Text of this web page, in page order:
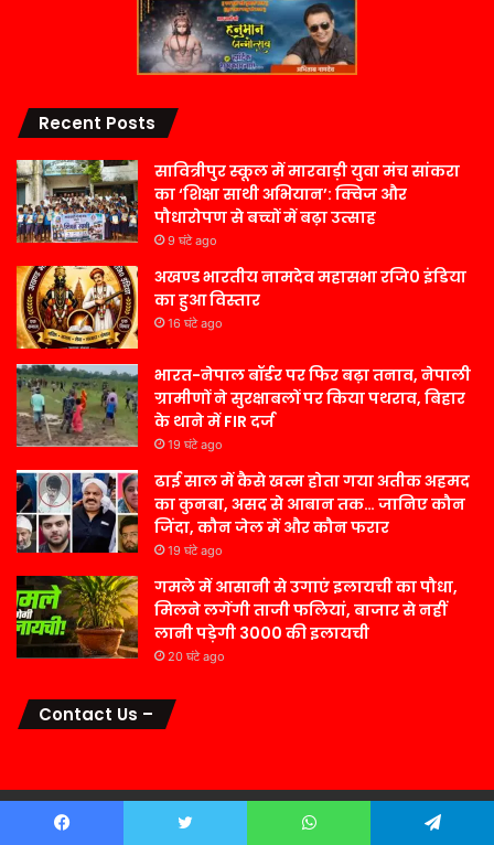
Recent Posts
सावित्रीपुर स्कूल में मारवाड़ी युवा मंच सांकरा
का ‘शिक्षा साथी अभियान’: क्विज और
पौधारोपण से बच्चों में बढ़ा उत्साह
9 घंटे ago
अखण्ड भारतीय नामदेव महासभा रजि0 इंडिया
का हुआ विस्तार
16 घंटे ago
भारत-नेपाल बॉर्डर पर फिर बढ़ा तनाव, नेपाली
ग्रामीणों ने सुरक्षाबलों पर किया पथराव, बिहार
के थाने में FIR दर्ज
19 घंटे ago
ढाई साल में कैसे खत्म होता गया अतीक अहमद
का कुनबा, असद से आबान तक… जानिए कौन
जिंदा, कौन जेल में और कौन फरार
19 घंटे ago
गमले में आसानी से उगाएं इलायची का पौधा,
मिलने लगेंगी ताजी फलियां, बाजार से नहीं
लानी पड़ेगी 3000 की इलायची
20 घंटे ago
Contact Us –
© Copyright 2026, All Rights Reserved सबका संदेश | Powered by